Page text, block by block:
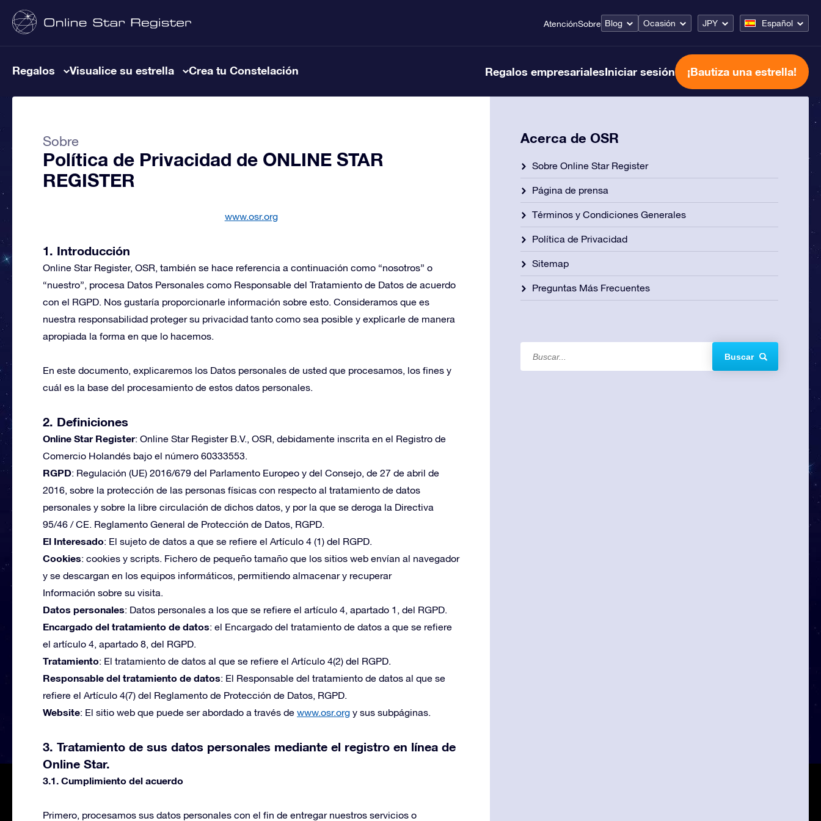
AtenciónSobre Blog Ocasión JPY Español
Regalos Visualice su estrella Crea tu Constelación Regalos empresarialesIniciar sesión ¡Bautiza una estrella!
Sobre
Política de Privacidad de ONLINE STAR
REGISTER
www.osr.org
1. Introducción
Online Star Register, OSR, también se hace referencia a continuación como “nosotros” o
“nuestro”, procesa Datos Personales como Responsable del Tratamiento de Datos de acuerdo
con el RGPD. Nos gustaría proporcionarle información sobre esto. Consideramos que es
nuestra responsabilidad proteger su privacidad tanto como sea posible y explicarle de manera
apropiada la forma en que lo hacemos.
En este documento, explicaremos los Datos personales de usted que procesamos, los fines y
cuál es la base del procesamiento de estos datos personales.
2. Definiciones
Online Star Register: Online Star Register B.V., OSR, debidamente inscrita en el Registro de
Comercio Holandés bajo el número 60333553.
RGPD: Regulación (UE) 2016/679 del Parlamento Europeo y del Consejo, de 27 de abril de
2016, sobre la protección de las personas físicas con respecto al tratamiento de datos
personales y sobre la libre circulación de dichos datos, y por la que se deroga la Directiva
95/46 / CE. Reglamento General de Protección de Datos, RGPD.
El Interesado: El sujeto de datos a que se refiere el Artículo 4 (1) del RGPD.
Cookies: cookies y scripts. Fichero de pequeño tamaño que los sitios web envían al navegador
y se descargan en los equipos informáticos, permitiendo almacenar y recuperar
Información sobre su visita.
Datos personales: Datos personales a los que se refiere el artículo 4, apartado 1, del RGPD.
Encargado del tratamiento de datos: el Encargado del tratamiento de datos a que se refiere
el artículo 4, apartado 8, del RGPD.
Tratamiento: El tratamiento de datos al que se refiere el Artículo 4(2) del RGPD.
Responsable del tratamiento de datos: El Responsable del tratamiento de datos al que se
refiere el Artículo 4(7) del Reglamento de Protección de Datos, RGPD.
Website: El sitio web que puede ser abordado a través de www.osr.org y sus subpáginas.
3. Tratamiento de sus datos personales mediante el registro en línea de
Online Star.
3.1. Cumplimiento del acuerdo
Primero, procesamos sus datos personales con el fin de entregar nuestros servicios o
Acerca de OSR
Sobre Online Star Register
Página de prensa
Términos y Condiciones Generales
Política de Privacidad
Sitemap
Preguntas Más Frecuentes
Buscar